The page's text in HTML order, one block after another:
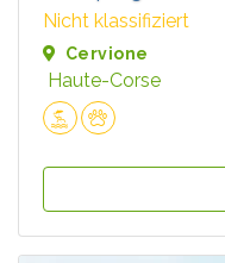
Nicht klassifiziert
Cervione
Haute-Corse